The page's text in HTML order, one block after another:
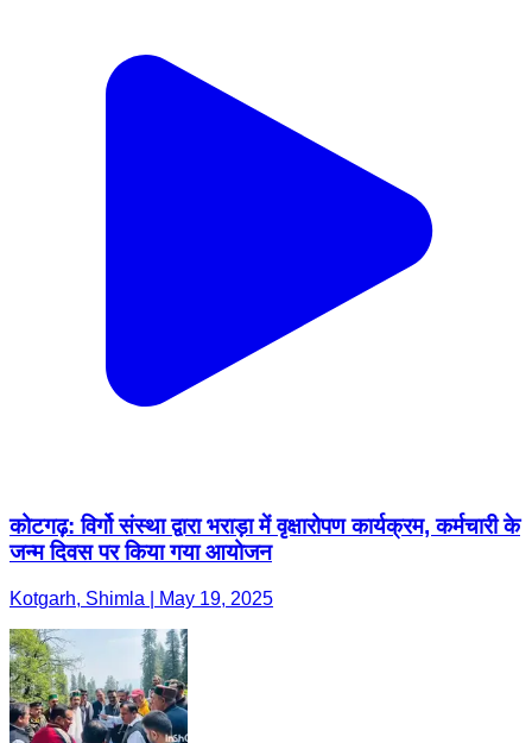
कोटगढ़: विर्गो संस्था द्वारा भराड़ा में वृक्षारोपण कार्यक्रम, कर्मचारी के
जन्म दिवस पर किया गया आयोजन
Kotgarh, Shimla | May 19, 2025